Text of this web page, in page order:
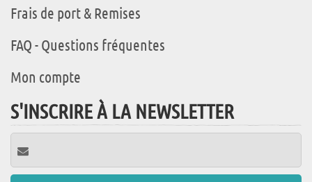
Frais de port & Remises
FAQ - Questions fréquentes
Mon compte
S'INSCRIRE À LA NEWSLETTER